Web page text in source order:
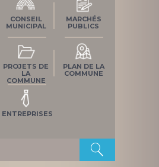
CONSEIL
MUNICIPAL
MARCHÉS
PUBLICS
PROJETS DE
LA
COMMUNE
PLAN DE LA
COMMUNE
ENTREPRISES